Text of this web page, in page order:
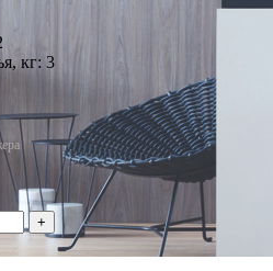
кг: 3
+